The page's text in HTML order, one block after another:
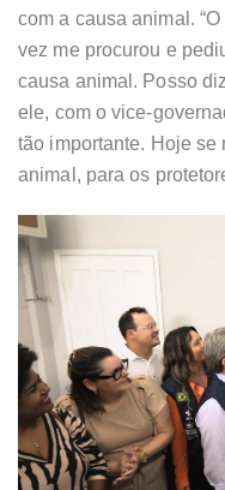
com a causa animal.
vez me procurou e
causa animal. Posso
ele, com o vice-
tão importante. Hoje se
animal, para os